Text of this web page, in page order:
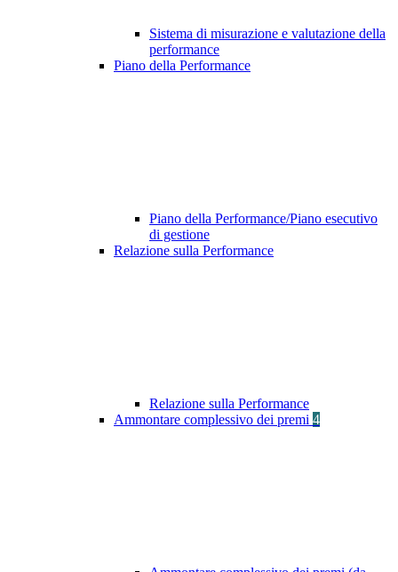
Sistema di misurazione e valutazione della
performance
Piano della Performance
Piano della Performance/Piano esecutivo
di gestione
Relazione sulla Performance
Relazione sulla Performance
Ammontare complessivo dei premi 4